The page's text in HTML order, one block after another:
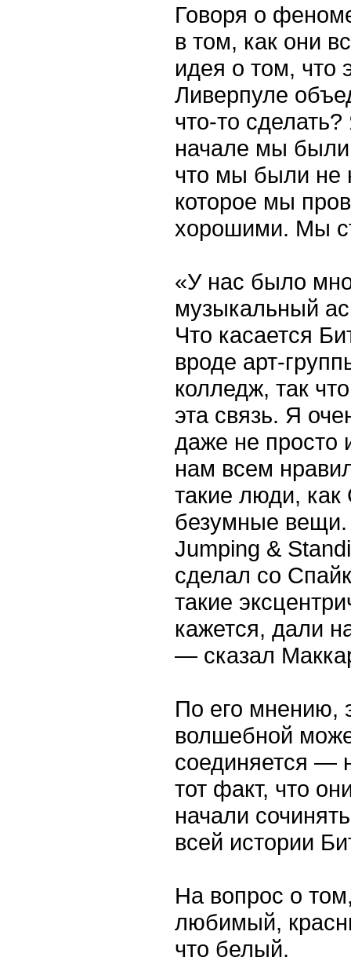
Говоря о
в том, как они
идея о том, что
Ливерпуле
что-то
начале мы
что мы были не
которое мы
хорошими. Мы
«У нас было
музыкальный
Что касается
вроде арт-
колледж, так
эта связь. Я
даже не просто
нам всем
такие люди,
безумные
Jumping &
сделал со
такие
кажется, дали
— сказал
По его мнению,
волшебной
соединяется —
тот факт, что
начали
всей истории
На вопрос о
любимый,
что белый.